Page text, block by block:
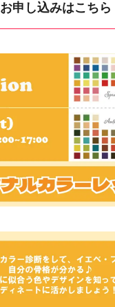
お申し込みはこちら